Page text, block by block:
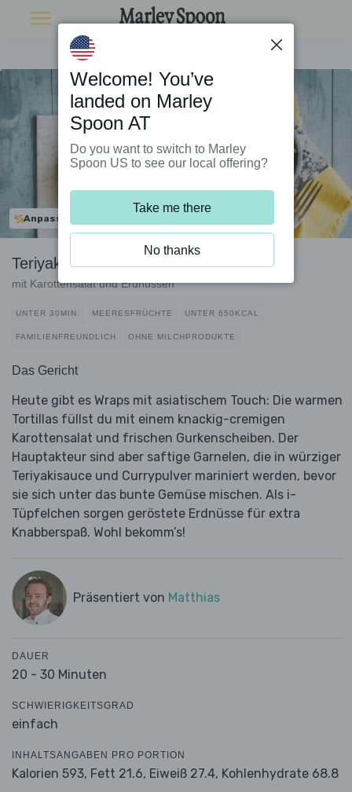
Anpassbar
Teriyaki-Garnelen-Wraps
mit Karottensalat und Erdnüssen
UNTER 30MIN. MEERESFRÜCHTE UNTER 650KCAL
FAMILIENFREUNDLICH OHNE MILCHPRODUKTE
Das Gericht
Heute gibt es Wraps mit asiatischem Touch: Die warmen
Tortillas füllst du mit einem knackig-cremigen
Karottensalat und frischen Gurkenscheiben. Der
Hauptakteur sind aber saftige Garnelen, die in würziger
Teriyakisauce und Currypulver mariniert werden, bevor
sie sich unter das bunte Gemüse mischen. Als i-
Tüpfelchen sorgen geröstete Erdnüsse für extra
Knabberspaß. Wohl bekomm’s!
Präsentiert von Matthias
DAUER
20 - 30 Minuten
SCHWIERIGKEITSGRAD
einfach
INHALTSANGABEN PRO PORTION
Kalorien 593, Fett 21.6, Eiweiß 27.4, Kohlenhydrate 68.8
Welcome! You’ve
landed on Marley
Spoon AT
Do you want to switch to Marley
Spoon US to see our local offering?
Take me there
No thanks